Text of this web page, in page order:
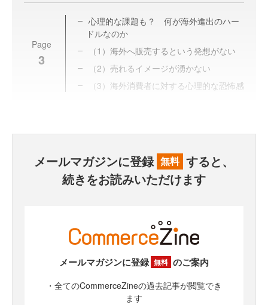
Page
3
心理的な課題も？ 何が海外進出のハー
ドルなのか
（1）海外へ販売するという発想がない
（2）売れるイメージが湧かない
（3）海外消費者に対する心理的な恐怖感
メールマガジンに登録 無料 すると、
続きをお読みいただけます
メールマガジンに登録 無料 のご案内
・全てのCommerceZineの過去記事が閲覧でき
ます